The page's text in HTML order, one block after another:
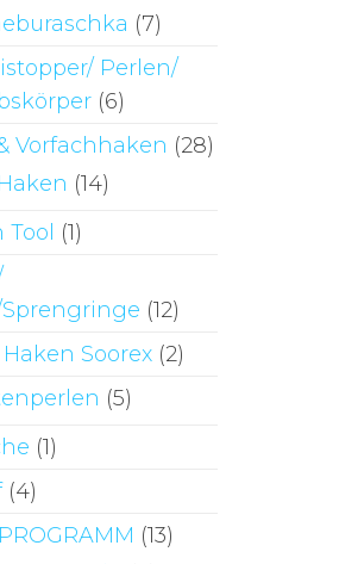
(7)
Perlen/
(6)
Vorfachhaken (28)
(14)
(1)
(12)
Soorex (2)
(5)
(1)
(4)
(13)